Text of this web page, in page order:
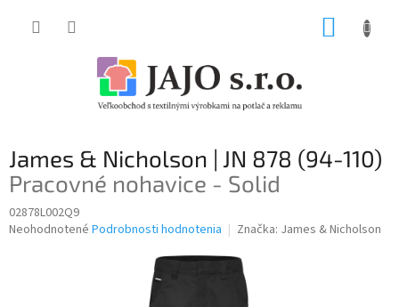
James & Nicholson | JN 878 (94-110)
Pracovné nohavice - Solid
02878L002Q9
Priemerné
Neohodnotené Podrobnosti hodnotenia Značka: James & Nicholson